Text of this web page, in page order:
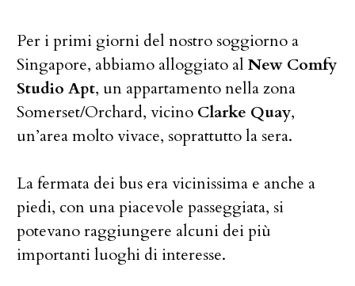
Per i primi giorni del nostro soggiorno a
Singapore, abbiamo alloggiato al New Comfy
Studio Apt, un appartamento nella zona
Somerset/Orchard, vicino Clarke Quay,
un’area molto vivace, soprattutto la sera.
La fermata dei bus era vicinissima e anche a
piedi, con una piacevole passeggiata, si
potevano raggiungere alcuni dei più
importanti luoghi di interesse.